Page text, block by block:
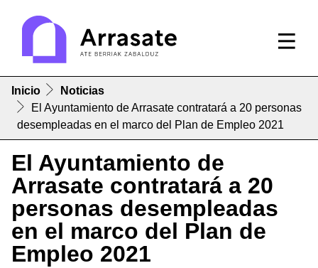
Inicio
Noticias
El Ayuntamiento de Arrasate contratará a 20 personas
desempleadas en el marco del Plan de Empleo 2021
El Ayuntamiento de
Arrasate contratará a 20
personas desempleadas
en el marco del Plan de
Empleo 2021